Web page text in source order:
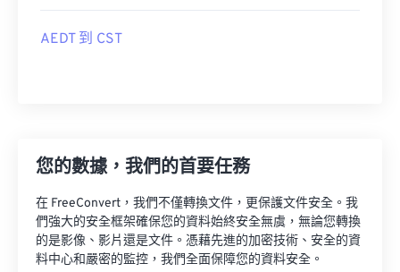
AEDT 到 CST
您的數據，我們的首要任務
在 FreeConvert，我們不僅轉換文件，更保護文件安全。我
們強大的安全框架確保您的資料始終安全無虞，無論您轉換
的是影像、影片還是文件。憑藉先進的加密技術、安全的資
料中心和嚴密的監控，我們全面保障您的資料安全。